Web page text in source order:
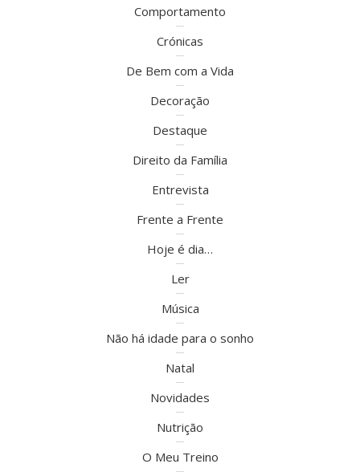
Comportamento
Crónicas
De Bem com a Vida
Decoração
Destaque
Direito da Família
Entrevista
Frente a Frente
Hoje é dia…
Ler
Música
Não há idade para o sonho
Natal
Novidades
Nutrição
O Meu Treino